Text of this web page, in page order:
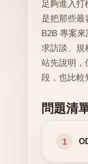
足夠進入
是把那些最
B2B 專案
求訪談、規
站先說明，
段，也比較
問題清
1